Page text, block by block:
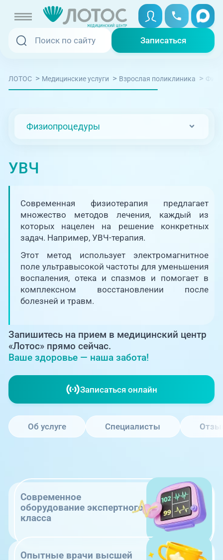
Записаться
Записаться
Услуги и цены
Отзывы
Адреса клиник
О клинике
Блог врачей
Новости
PreventAGE
Записаться онлайн
Вызвать скорую
Медицина на дому
Телемедицина
+7 (351) 220-00-03
Единая справочная служба,
запись на прием
+7 (351) 220-03-03
Центр амбулаторной
онкологической помощи
+7 (7142) 927-003
ЛОТОС > Медицинские услуги > Взрослая поликлиника >
Физиопроцедуры
УВЧ
Современная физиотерапия предлагает
множество методов лечения, каждый из
которых нацелен на решение конкретных
задач. Например, УВЧ-терапия.
Этот метод использует электромагнитное
поле ультравысокой частоты для уменьшения
воспаления, отека и спазмов и помогает в
комплексном восстановлении после
болезней и травм.
Запишитесь на прием в медицинский центр
«Лотос» прямо сейчас.
Ваше здоровье — наша забота!
Записаться онлайн
Об услуге Специалисты
Современное
оборудование экспертного
класса
Опытные врачи высшей